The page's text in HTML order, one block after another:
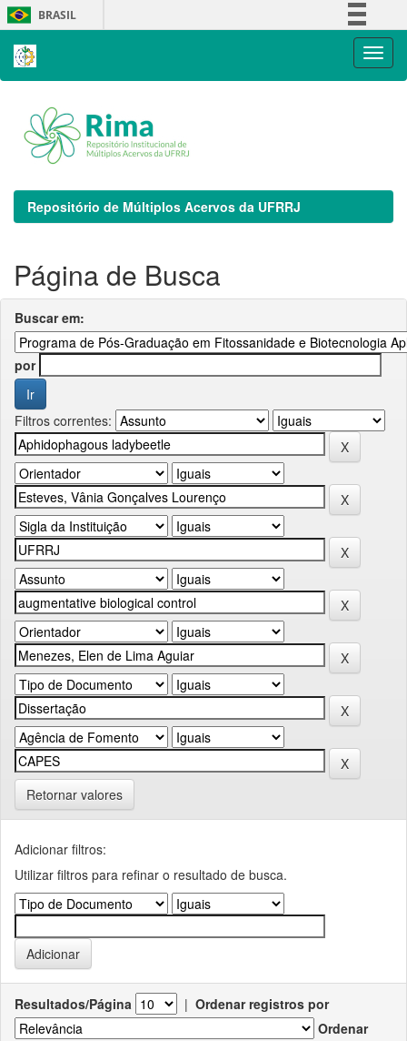
Skip
navigation
BRASIL
Repositório de Múltiplos Acervos da UFRRJ
Página de Busca
Buscar em:
por
Filtros correntes:
Retornar valores
Adicionar filtros:
Utilizar filtros para refinar o resultado de busca.
Resultados/Página | Ordenar registros por
Ordenar